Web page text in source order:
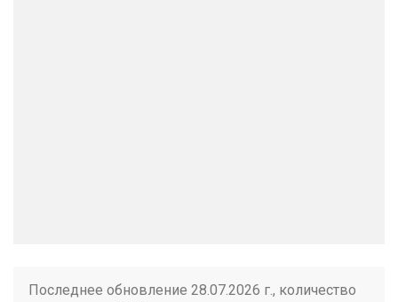
Последнее обновление 28.07.2026 г., количество